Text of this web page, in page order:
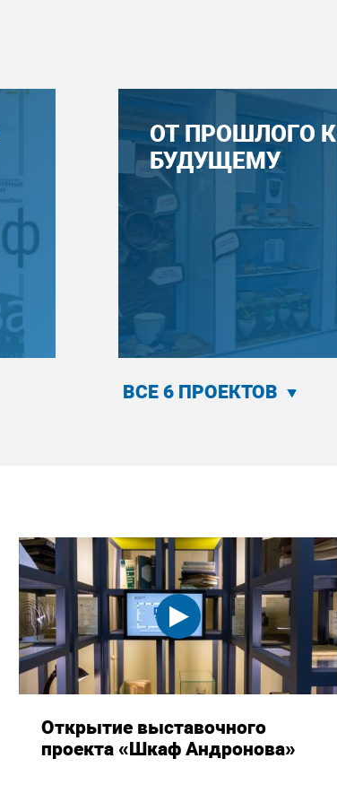
ОТ ПРОШЛОГО К
БУДУЩЕМУ
ВСЕ 6 ПРОЕКТОВ
Открытие выставочного
проекта «Шкаф Андронова»